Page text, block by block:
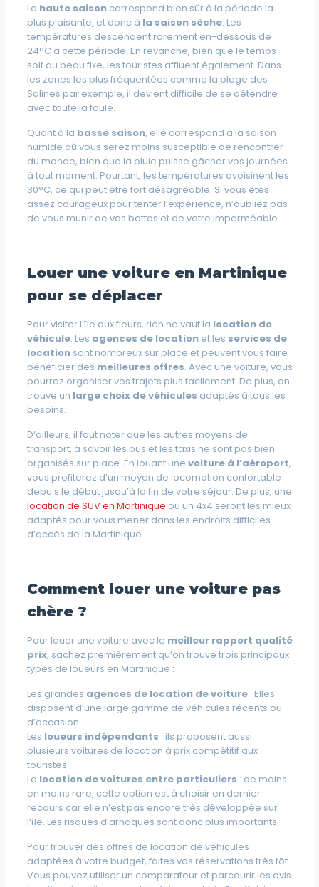
La haute saison correspond bien sûr à la période la
plus plaisante, et donc à la saison sèche. Les
températures descendent rarement en-dessous de
24°C à cette période. En revanche, bien que le temps
soit au beau fixe, les touristes affluent également. Dans
les zones les plus fréquentées comme la plage des
Salines par exemple, il devient difficile de se détendre
avec toute la foule.
Quant à la basse saison, elle correspond à la saison
humide où vous serez moins susceptible de rencontrer
du monde, bien que la pluie puisse gâcher vos journées
à tout moment. Pourtant, les températures avoisinent les
30°C, ce qui peut être fort désagréable. Si vous êtes
assez courageux pour tenter l’expérience, n’oubliez pas
de vous munir de vos bottes et de votre imperméable.
Louer une voiture en Martinique
pour se déplacer
Pour visiter l’île aux fleurs, rien ne vaut la location de
véhicule. Les agences de locationet les services de
locationsont nombreux sur place et peuvent vous faire
bénéficier des meilleures offres. Avec une voiture, vous
pourrez organiser vos trajets plus facilement. De plus, on
trouve un large choix de véhicules adaptés à tous les
besoins.
D’ailleurs, il faut noter que les autres moyens de
transport, à savoir les bus et les taxis ne sont pas bien
organisés sur place. En louant une voiture à l’aéroport,
vous profiterez d’un moyen de locomotion confortable
depuis le début jusqu’à la fin de votre séjour. De plus, une
location de SUV en Martinique ou un 4x4 seront les mieux
adaptés pour vous mener dans les endroits difficiles
d’accès de la Martinique.
Comment louer une voiture pas
chère ?
Pour louer une voiture avec le meilleur rapport qualité
prix, sachez premièrement qu’on trouve trois principaux
types de loueurs en Martinique :
Les grandes agences de location de voiture : Elles
disposent d’une large gamme de véhicules récents ou
d’occasion.
Les loueurs indépendants : ils proposent aussi
plusieurs voitures de location à prix compétitif aux
touristes.
La location de voitures entre particuliers : de moins
en moins rare, cette option est à choisir en dernier
recours car elle n’est pas encore très développée sur
l’île. Les risques d’arnaques sont donc plus importants.
Pour trouver des offres de location de véhicules
adaptées à votre budget, faites vos réservations très tôt.
Vous pouvez utiliser un comparateur et parcourir les avis